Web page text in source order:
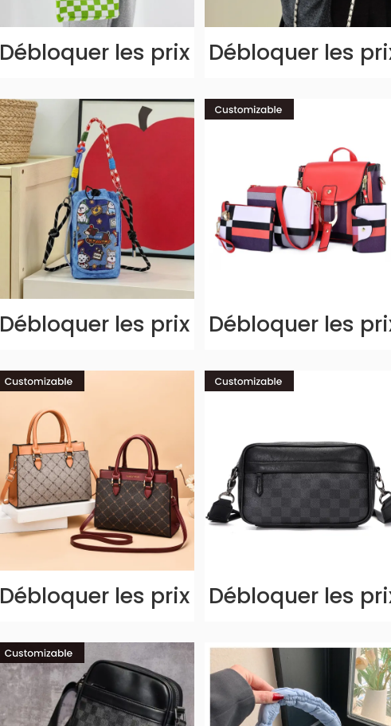
Débloquer les prix Débloquer les
Débloquer les prix Débloquer les
Débloquer les prix Débloquer les